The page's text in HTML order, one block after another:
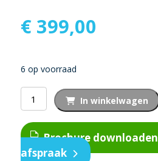
€ 399,00
6 op voorraad
PureZone
Dock
aantal
In winkelwagen
Brochure downloaden
afspraak